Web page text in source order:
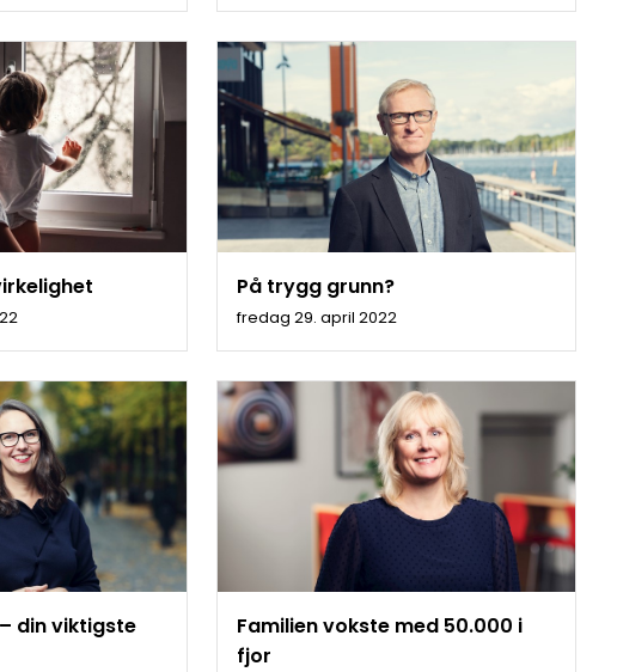
På trygg grunn?
fredag 29. april 2022
din viktigste
Familien vokste med 50.000 i
fjor